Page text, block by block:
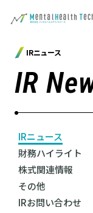
IRニュース
IR
IRニュース
財務ハイライト
株式関連情報
その他
IRお問い合わせ